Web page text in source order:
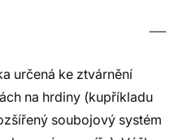
určená ke ztvárnění
na hrdiny (kupříkladu
soubojový systém